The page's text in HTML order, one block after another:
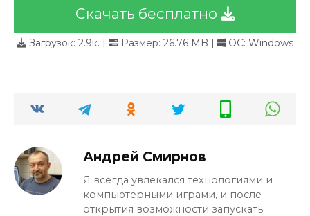
Скачать бесплатно
Загрузок: 2.9к. | Размер: 26.76 MB | ОС: Windows
Андрей Смирнов
Я всегда увлекался технологиями и
компьютерными играми, и после
открытия возможности запускать